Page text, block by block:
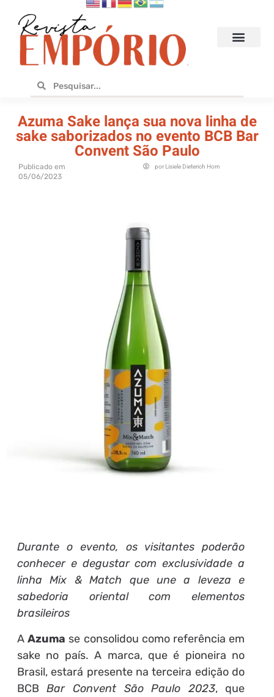
Azuma Sake lança sua nova linha de
sake saborizados no evento BCB Bar
Convent São Paulo
Publicado em
05/06/2023
porLisiele Dieterich Horn
Durante o evento, os visitantes poderão
conhecer e degustar com exclusividade a
linha Mix & Match que une a leveza e
sabedoria oriental com elementos
brasileiros
AAzuma se consolidou como referência em
sake no país. A marca, que é pioneira no
Brasil, estará presente na terceira edição do
BCB Bar Convent São Paulo 2023, que